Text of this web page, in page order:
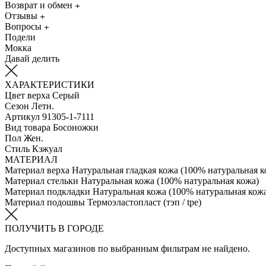
Возврат и обмен
Отзывы
Вопросы
Подели
Мокка
Давай делить
ХАРАКТЕРИСТИКИ
Цвет верха Серый
Сезон Летн.
Артикул 91305-1-7111
Вид товара Босоножки
Пол Жен.
Стиль Кэжуал
МАТЕРИАЛ
Материал верха Натуральная гладкая кожа (100% натуральная
Материал стельки Натуральная кожа (100% натуральная кожа)
Материал подкладки Натуральная кожа (100% натуральная
Материал подошвы Термоэластопласт (тэп / tpe)
ПОЛУЧИТЬ В ГОРОДЕ
Доступных магазинов по выбранным фильтрам не найдено.